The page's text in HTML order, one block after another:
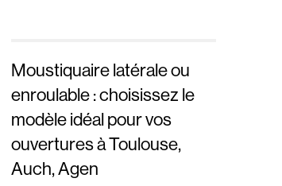
Moustiquaire latérale ou
enroulable : choisissez le
modèle idéal pour vos
ouvertures à Toulouse,
Auch, Agen